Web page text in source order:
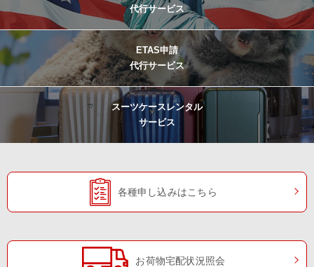
代行サービス
ETAS申請
代行サービス
スーツケースレンタル
サービス
各種申し込みはこちら
お荷物宅配状況照会